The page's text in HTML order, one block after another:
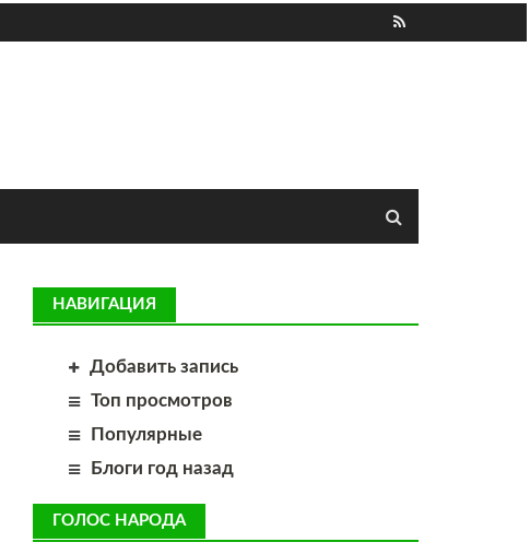
НАВИГАЦИЯ
Добавить запись
Топ просмотров
Популярные
Блоги год назад
ГОЛОС НАРОДА